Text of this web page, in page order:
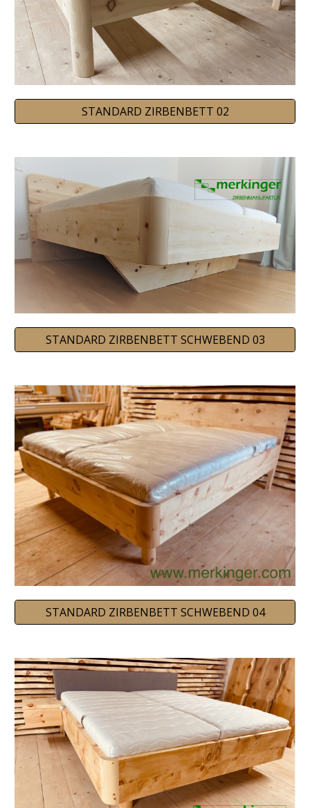
STANDARD ZIRBENBETT 02
STANDARD ZIRBENBETT SCHWEBEND 03
STANDARD ZIRBENBETT SCHWEBEND 04